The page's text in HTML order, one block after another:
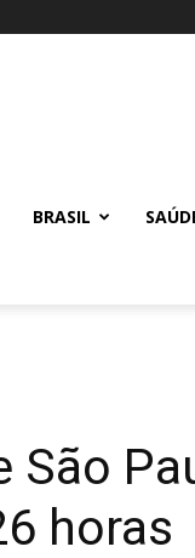
BRASIL
São
horas